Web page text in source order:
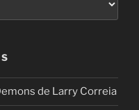
de Larry Correia